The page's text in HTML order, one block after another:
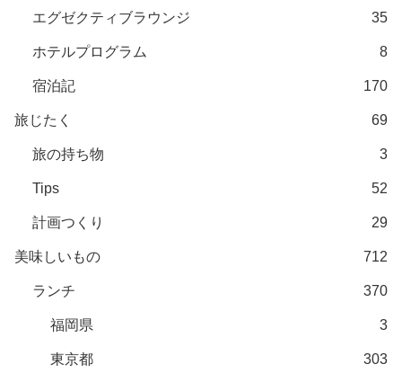
エグゼクティブラウンジ 35
ホテルプログラム 8
宿泊記 170
旅じたく 69
旅の持ち物 3
Tips 52
計画つくり 29
美味しいもの 712
ランチ 370
福岡県 3
東京都 303